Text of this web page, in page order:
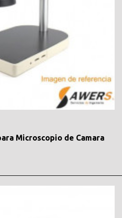
Microscopio de Camara